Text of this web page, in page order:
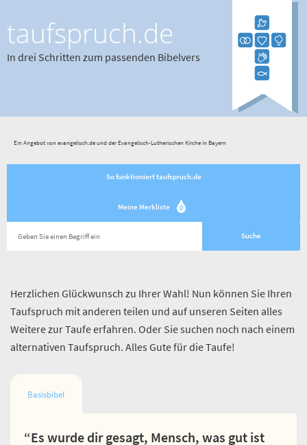
taufspruch.de
In drei Schritten zum passenden Bibelvers
Ein Angebot von evangelisch.de und der Evangelisch-Lutherischen Kirche in Bayern
So funktioniert taufspruch.de
Meine Merkliste 0
Herzlichen Glückwunsch zu Ihrer Wahl! Nun können Sie Ihren
Taufspruch mit anderen teilen und auf unseren Seiten alles
Weitere zur Taufe erfahren. Oder Sie suchen noch nach einem
alternativen Taufspruch. Alles Gute für die Taufe!
Basisbibel
“Es wurde dir gesagt, Mensch, was gut ist